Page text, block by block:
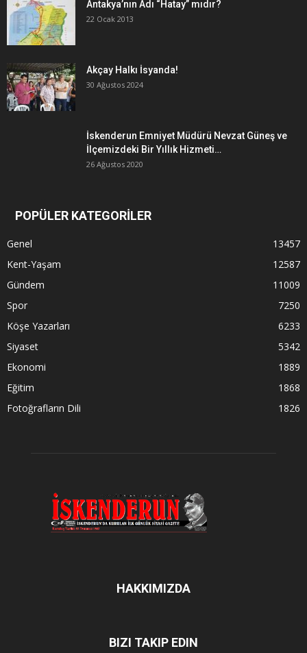
Antakya’nın Adı “Hatay” mıdır?
22 Ocak 2013
Akçay Halkı İsyanda!
30 Ağustos 2024
İskenderun Emniyet Müdürü Nevzat Güneş ve
İlçemizdeki Bir Yıllık Hizmeti…
26 Ağustos 2020
POPÜLER KATEGORİLER
Genel
13457
Kent-Yaşam
12587
Gündem
11009
Spor
7250
Köşe Yazarları
6233
Siyaset
5342
Ekonomi
1889
Eğitim
1868
Fotoğrafların Dili
1826
HAKKIMIZDA
BIZI TAKIP EDIN